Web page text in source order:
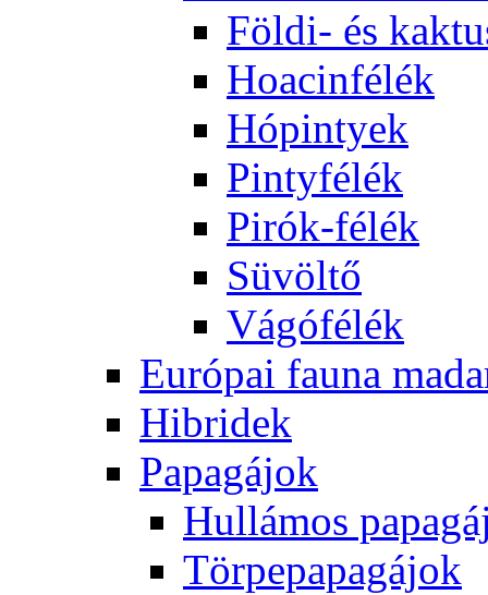
Földi- és
Hoacinfélék
Hópintyek
Pintyfélék
Pirók-félék
Süvöltő
Vágófélék
Európai fauna
Hibridek
Papagájok
Hullámos
Törpepapagájok